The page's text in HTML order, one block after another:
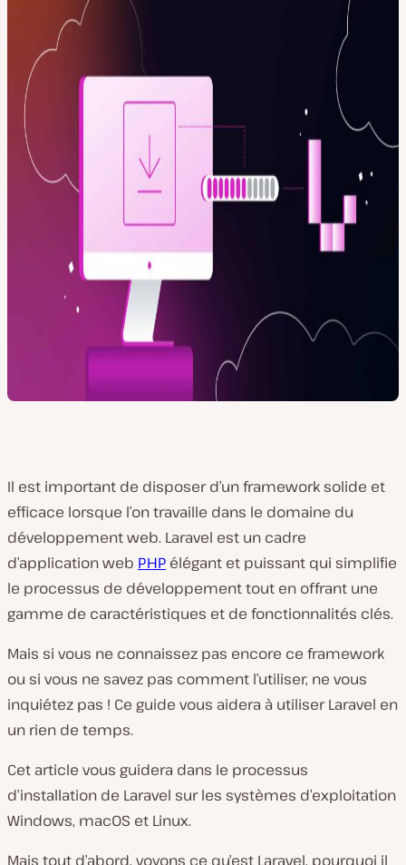
Il est important de disposer d’un framework solide et
efficace lorsque l’on travaille dans le domaine du
développement web. Laravel est un cadre
d’application web PHP élégant et puissant qui simplifie
le processus de développement tout en offrant une
gamme de caractéristiques et de fonctionnalités clés.
Mais si vous ne connaissez pas encore ce framework
ou si vous ne savez pas comment l’utiliser, ne vous
inquiétez pas ! Ce guide vous aidera à utiliser Laravel en
un rien de temps.
Cet article vous guidera dans le processus
d’installation de Laravel sur les systèmes d’exploitation
Windows, macOS et Linux.
Mais tout d’abord, voyons ce qu’est Laravel, pourquoi il